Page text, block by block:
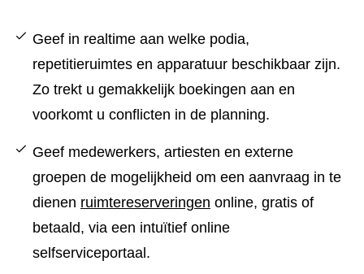
Geef in realtime aan welke podia,
repetitieruimtes en apparatuur beschikbaar zijn.
Zo trekt u gemakkelijk boekingen aan en
voorkomt u conflicten in de planning.
Geef medewerkers, artiesten en externe
groepen de mogelijkheid om een ​​aanvraag in te
dienen ruimtereserveringen online, gratis of
betaald, via een intuïtief online
selfserviceportaal.